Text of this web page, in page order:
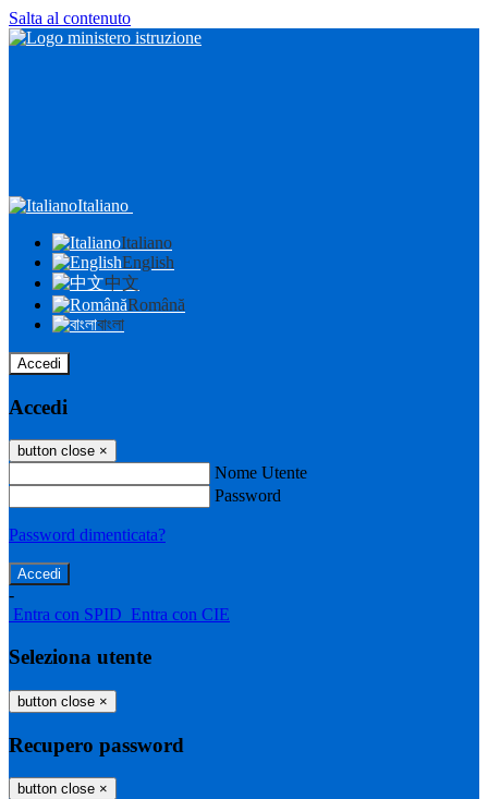
Salta al contenuto
Italiano
Italiano
English
中文
Română
বাংলা
Accedi
Accedi
button close ×
Nome Utente
Password
Password dimenticata?
-
Entra con SPID Entra con CIE
Seleziona utente
button close ×
Recupero password
button close ×